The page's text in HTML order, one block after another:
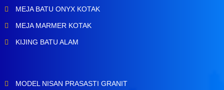
MEJA BATU ONYX KOTAK
MEJA MARMER KOTAK
KIJING BATU ALAM
MODEL NISAN PRASASTI GRANIT